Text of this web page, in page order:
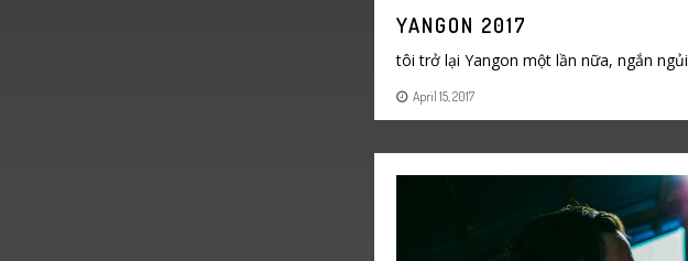
YANGON 2017
tôi trở lại Yangon một lần nữa, ngắn ngủi
April 15, 2017